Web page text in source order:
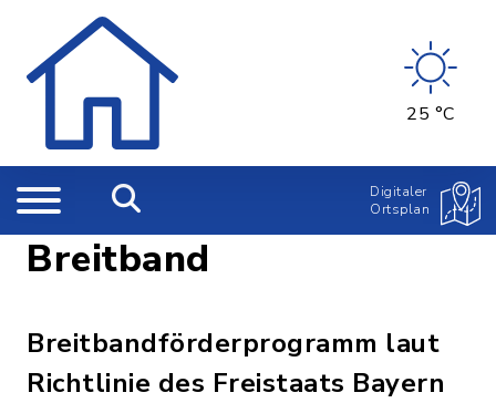
25 °C
Digitaler
Ortsplan
Breitband
Breitbandförderprogramm laut
Richtlinie des Freistaats Bayern